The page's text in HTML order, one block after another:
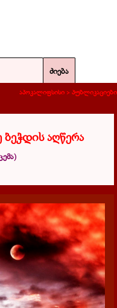
ძიება
აპოკალიფსისი > პუბლიკაციები
ბეჭდის აღწერა